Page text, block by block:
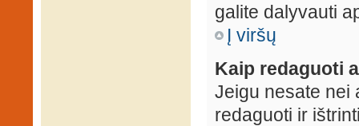
galite dalyvauti
Į viršų
Kaip redaguoti
Jeigu nesate nei
redaguoti ir